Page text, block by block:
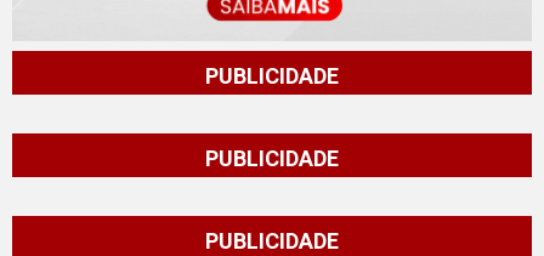
PUBLICIDADE
PUBLICIDADE
PUBLICIDADE